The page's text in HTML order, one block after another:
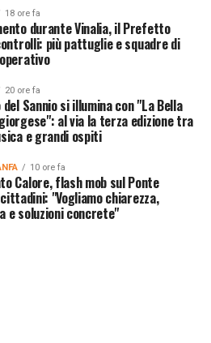
18 ore fa
durante Vinalia, il Prefetto
più pattuglie e squadre di
20 ore fa
del Sannio si illumina con "La Bella
al via la terza edizione tra
e grandi ospiti
10 ore fa
Calore, flash mob sul Ponte
"Vogliamo chiarezza,
e soluzioni concrete"